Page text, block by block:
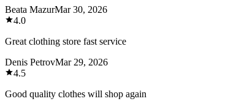
Beata MazurMar 30, 2026
4.0
Great clothing store fast service
Denis PetrovMar 29, 2026
4.5
Good quality clothes will shop again